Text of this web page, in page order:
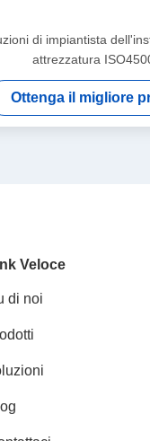
di impiantista
attrezzatura
Ottenga il migliore
Veloce
di noi